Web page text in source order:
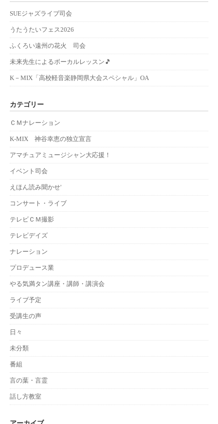
SUEジャズライブ司会
うたうたいフェス2026
ふくろい遠州の花火 司会
未来先生によるボーカルレッスン🎵
K－MIX「高校軽音楽静岡県大会スペシャル」OA
カテゴリー
ＣＭナレーション
K-MIX 神谷幸恵の独立宣言
アマチュアミュージシャン大応援！
イベント司会
えほん読み聞かせ'
コンサート・ライブ
テレビＣＭ撮影
テレビデイズ
ナレーション
プロデュース業
やる気満タン講座・講師・講演会
ライブ予定
受講生の声
日々
未分類
番組
言の葉・言霊
話し方教室